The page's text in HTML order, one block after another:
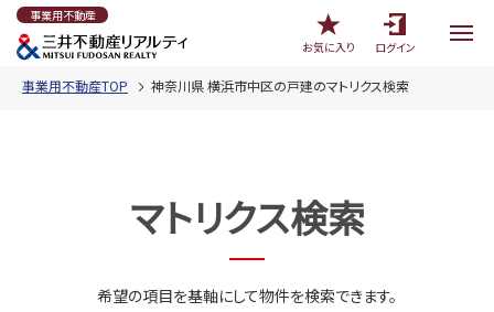
事業用不動産
お気に入り
ログイン
事業用不動産TOP 神奈川県 横浜市中区の戸建のマトリクス検索
マトリクス検索
希望の項目を基軸にして物件を検索できます。